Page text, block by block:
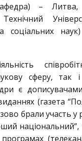
–
соціальних
сферу, так і
є
(газета
брали участь у
національний”,
програмах